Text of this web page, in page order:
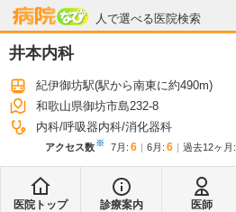
人で選べる医院検索
病院なび
井本内科
紀伊御坊駅(駅から南東に約490m)
和歌山県御坊市島232-8
内科 呼吸器内科 消化器科
アクセス数※ 7月 : 6 6月 : 6 過去12ヶ月:
医院トップ 診療案内 医師